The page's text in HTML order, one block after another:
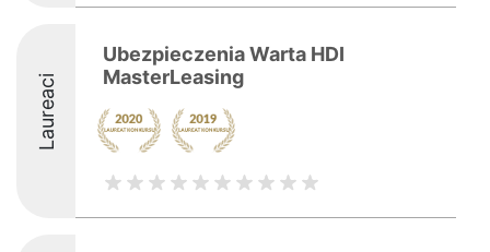
Laureaci
Ubezpieczenia Warta HDI
MasterLeasing